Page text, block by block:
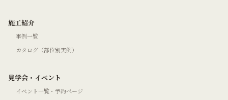
施工紹介
事例一覧
カタログ（部位別実例）
見学会・イベント
イベント一覧・予約ページ